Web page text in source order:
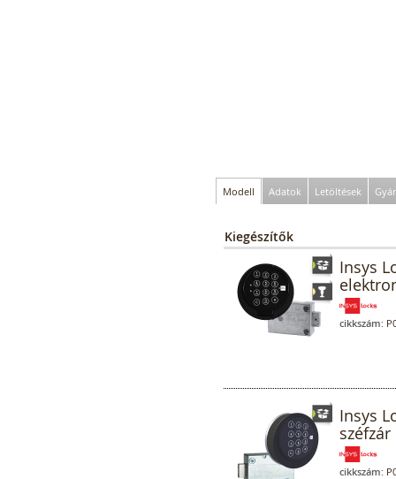
Modell Adatok Letöltések
Kiegészítők
Insys
cikkszám:
Insys
cikkszám: